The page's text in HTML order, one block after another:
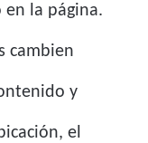
la página.
cambien
y
el